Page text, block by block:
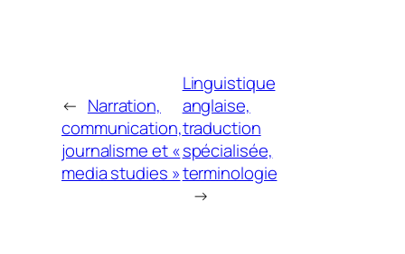
← Narration,
communication,
journalisme et «
media studies »
Linguistique
anglaise,
traduction
spécialisée,
terminologie
→